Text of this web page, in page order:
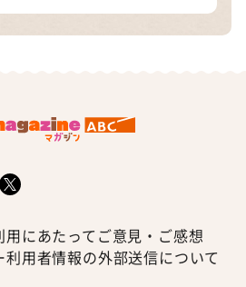
にあたって ご意見・ご感想
利用者情報の外部送信について